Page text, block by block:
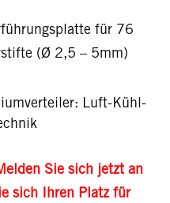
für 76
(Ø 2,5 – 5mm)
Luft-Kühl-
Sie sich jetzt an
sich Ihren Platz für